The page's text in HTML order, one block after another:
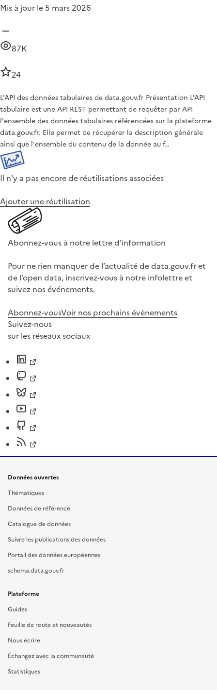
Mis à jour le 5 mars 2026
87K
24
L'API des données tabulaires de data.gouv.fr Présentation L'API
tabulaire est une API REST permettant de requêter par API
l'ensemble des données tabulaires référencées sur la plateforme
data.gouv.fr. Elle permet de récupérer la description générale
ainsi que l'ensemble du contenu de la donnée au f…
Il n'y a pas encore de réutilisations associées
Ajouter une réutilisation
Abonnez-vous à notre lettre d'information
Pour ne rien manquer de l’actualité de data.gouv.fr et
de l’open data, inscrivez-vous à notre infolettre et
suivez nos événements.
Abonnez-vousVoir nos prochains évènements
Suivez-nous
sur les réseaux sociaux
Données ouvertes
Thématiques
Données de référence
Catalogue de données
Suivre les publications des données
Portail des données européennes
schema.data.gouv.fr
Plateforme
Guides
Feuille de route et nouveautés
Nous écrire
Échangez avec la communauté
Statistiques